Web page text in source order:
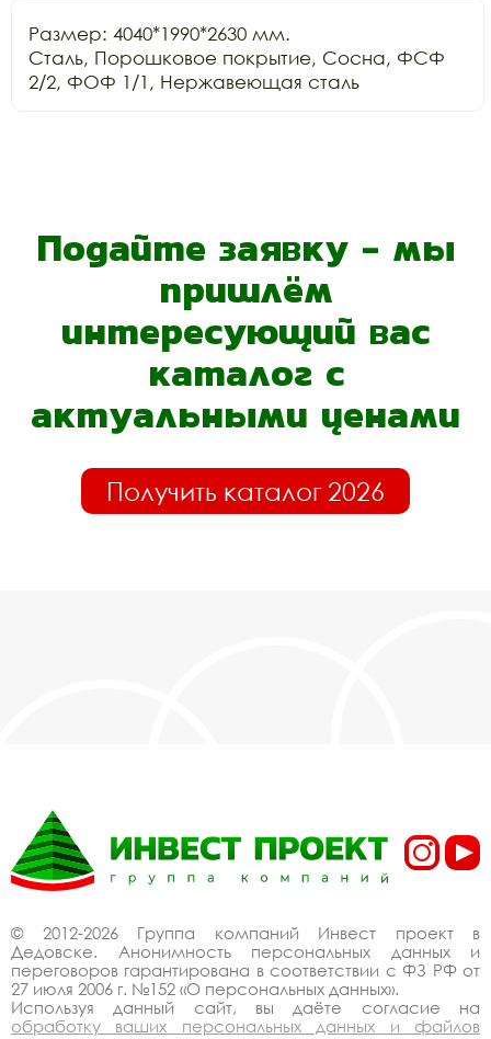
Размер: 4040*1990*2630 мм.
Сталь, Порошковое покрытие, Сосна, ФСФ
Подайте заявку - мы
пришлём
интересующий вас
каталог с
актуальными ценами
Получить каталог 2026
© 2012-2026 Группа компаний Инвест проект в
Дедовске. Анонимность персональных данных и
переговоров гарантирована в соответствии с ФЗ РФ от
27 июля 2006 г. №152 «О персональных данных».
Используя данный сайт, вы даёте согласие на
обработку ваших персональных данных и файлов